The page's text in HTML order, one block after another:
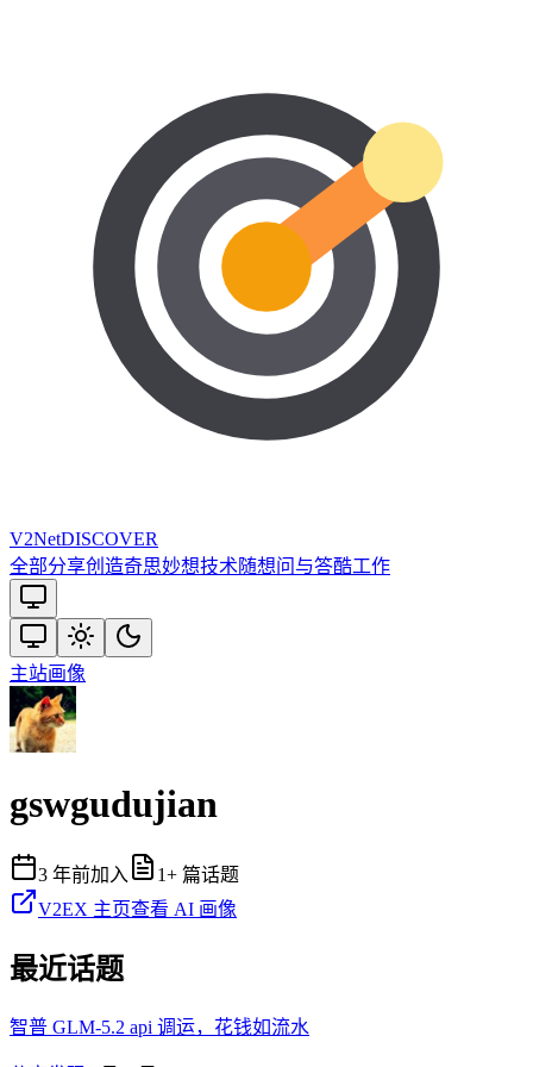
V2NetDISCOVER
全部分享创造奇思妙想技术随想问与答酷工作
主站画像
gswgudujian
3 年前加入 1+ 篇话题
V2EX 主页查看 AI 画像
最近话题
智普 GLM-5.2 api 调运，花钱如流水